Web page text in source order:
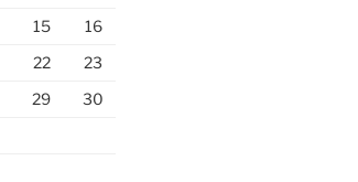
15
16
22
23
29
30